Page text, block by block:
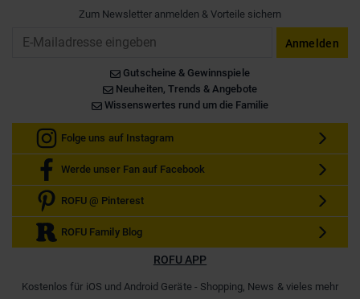
Zum Newsletter anmelden & Vorteile sichern
Anmelden
Gutscheine & Gewinnspiele
Neuheiten, Trends & Angebote
Wissenswertes rund um die Familie
Folge uns auf Instagram
Werde unser Fan auf Facebook
ROFU @ Pinterest
ROFU Family Blog
ROFU APP
Kostenlos für iOS und Android Geräte - Shopping, News & vieles mehr